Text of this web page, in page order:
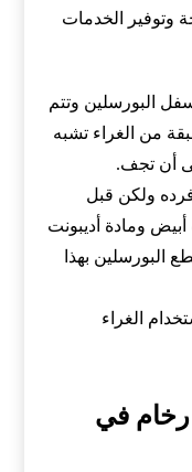
وتوفير الخدمات
البورسلين وتتم
من الغراء تشبه
أن تجف.
ولكن قبل
ومادة أديبونت
البورسلين بهذا
الغراء
في